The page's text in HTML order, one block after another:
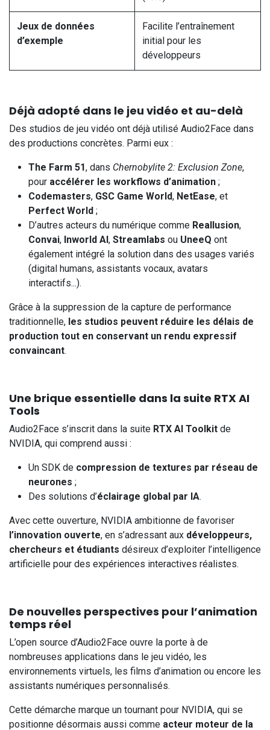
Jeux de données
d’exemple
Facilite l’entraînement
initial pour les
développeurs
Déjà adopté dans le jeu vidéo et au-delà
Des studios de jeu vidéo ont déjà utilisé Audio2Face dans
des productions concrètes. Parmi eux :
The Farm 51, dans Chernobylite 2: Exclusion Zone,
pour accélérer les workflows d’animation ;
Codemasters, GSC Game World, NetEase, et
Perfect World ;
D’autres acteurs du numérique comme Reallusion,
Convai, Inworld AI , Streamlabs ou UneeQ ont
également intégré la solution dans des usages variés
(digital humans, assistants vocaux, avatars
interactifs...).
Grâce à la suppression de la capture de performance
traditionnelle, les studios peuvent réduire les délais de
production tout en conservant un rendu expressif
convaincant.
Une brique essentielle dans la suite RTX AI
Tools
Audio2Face s’inscrit dans la suite RTX AI Toolkit de
NVIDIA, qui comprend aussi :
Un SDK de compression de textures par réseau de
neurones ;
Des solutions d’éclairage global par IA.
Avec cette ouverture, NVIDIA ambitionne de favoriser
l’innovation ouverte, en s’adressant aux développeurs,
chercheurs et étudiants désireux d’exploiter l’intelligence
artificielle pour des expériences interactives réalistes.
De nouvelles perspectives pour l’animation
temps réel
L’open source d’Audio2Face ouvre la porte à de
nombreuses applications dans le jeu vidéo, les
environnements virtuels, les films d’animation ou encore les
assistants numériques personnalisés.
Cette démarche marque un tournant pour NVIDIA, qui se
positionne désormais aussi comme acteur moteur de la